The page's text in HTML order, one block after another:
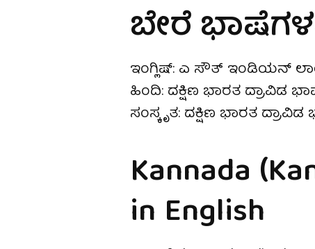
ಬೇರೆ
ಇಂಗ್ಲಿಷ್: ಎ ಸೌತ್ ಇಂಡಿಯನ್
ಹಿಂದಿ: ದಕ್ಷಿಣ ಭಾರತ ದ್ರಾವಿಡ
ಸಂಸ್ಕೃತ: ದಕ್ಷಿಣ ಭಾರತ ದ್ರಾವಿಡ
Kannada
in English